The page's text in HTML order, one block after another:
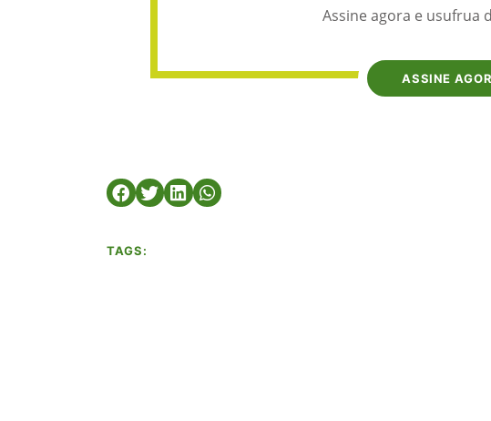
Assine agora e usufrua
ASSINE
TAGS: